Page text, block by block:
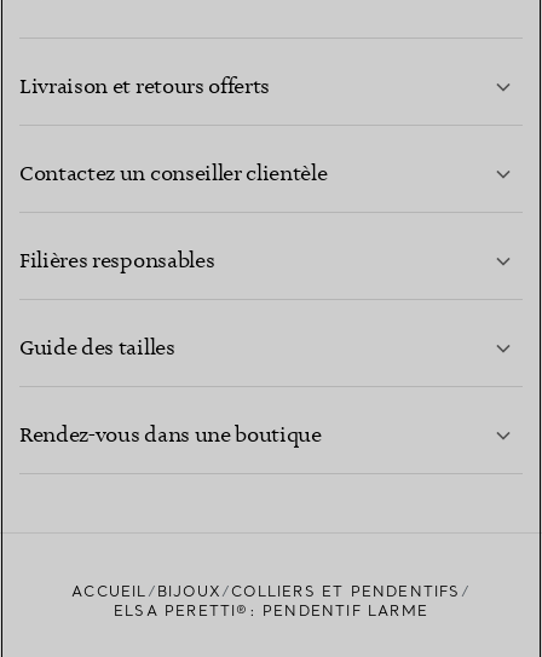
Livraison et retours offerts
Contactez un conseiller clientèle
Filières responsables
Guide des tailles
Rendez-vous dans une boutique
TROUVEZ LA BOUTIQUE LA PLUS PROCHE
ACCUEIL BIJOUX
COLLIERS ET PENDENTIFS
ELSA PERETTI®: PENDENTIF LARME